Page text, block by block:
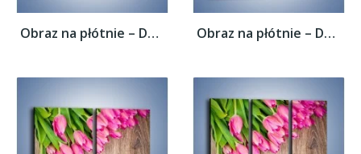
Obraz na płótnie – Do góry nogami z... Obraz na płótnie – Do góry nogami z...